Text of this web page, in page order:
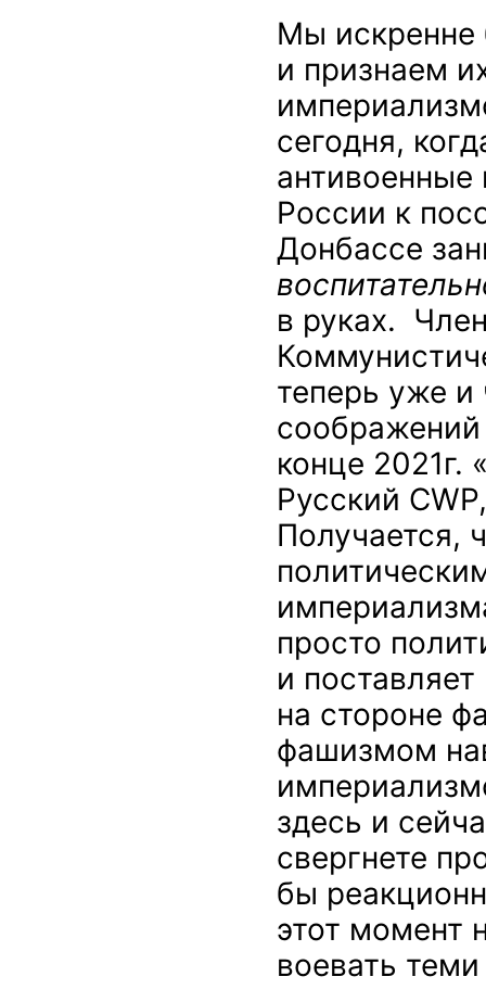
Мы искренне
и признаем
сегодня,
антивоенные
России к
Донбассе
в руках.
теперь уже
конце
Русский
Получается,
просто
и
на стороне
фашизмом
здесь и
свергнете
бы
этот момент
воевать